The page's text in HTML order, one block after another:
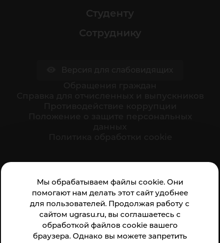
Мы обрабатываем файлы cookie. Они
помогают нам делать этот сайт удобнее
для пользователей. Продолжая работу с
сайтом ugrasu.ru, вы соглашаетесь с
обработкой файлов cookie вашего
браузера. Однако вы можете запретить
Студенту
Сотруднику
организации: